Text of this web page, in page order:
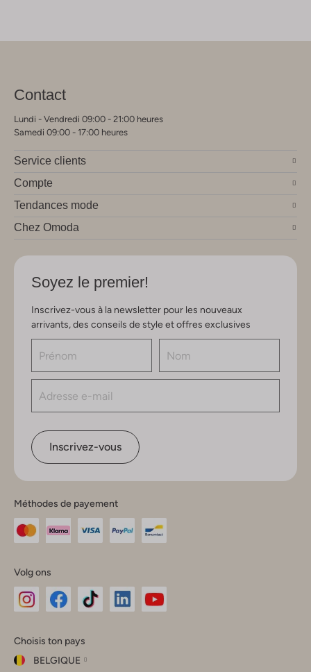
Contact
Lundi - Vendredi 09:00 - 21:00 heures
Samedi 09:00 - 17:00 heures
Service clients
Compte
Tendances mode
Chez Omoda
Soyez le premier!
Inscrivez-vous à la newsletter pour les nouveaux
arrivants, des conseils de style et offres exclusives
Inscrivez-vous
Méthodes de payement
Volg ons
Instagram
Facebook
TikTok
Choisis ton pays
BELGIQUE